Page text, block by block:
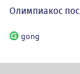
Олимпиакос
gong